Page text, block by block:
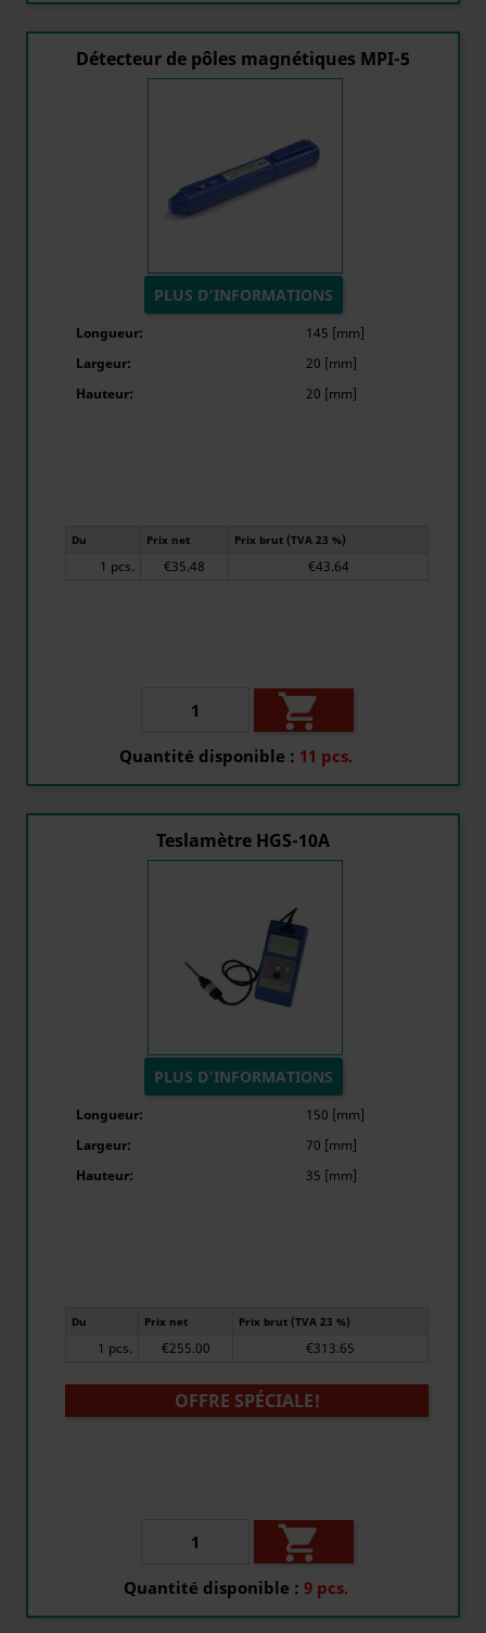
Détecteur de pôles magnétiques MPI-5
PLUS D'INFORMATIONS
Longueur:
145 [mm]
Largeur:
20 [mm]
Hauteur:
20 [mm]
Du Prix net Prix brut (TVA 23 %)
1 pcs. €35.48 €43.64

Quantité disponible : 11 pcs.
Teslamètre HGS-10A
PLUS D'INFORMATIONS
Longueur:
150 [mm]
Largeur:
70 [mm]
Hauteur:
35 [mm]
Du Prix net Prix brut (TVA 23 %)
1 pcs. €255.00 €313.65
OFFRE SPÉCIALE!

Quantité disponible : 9 pcs.